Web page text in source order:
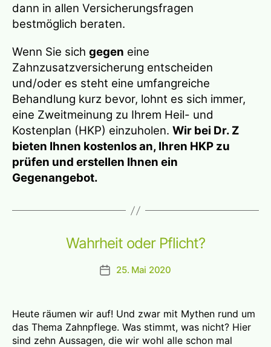
dann in allen Versicherungsfragen
bestmöglich beraten.
Wenn Sie sich gegen eine
Zahnzusatzversicherung entscheiden
und/oder es steht eine umfangreiche
Behandlung kurz bevor, lohnt es sich immer,
eine Zweitmeinung zu Ihrem Heil- und
Kostenplan (HKP) einzuholen. Wir bei Dr. Z
bieten Ihnen kostenlos an, Ihren HKP zu
prüfen und erstellen Ihnen ein
Gegenangebot.
Wahrheit oder Pflicht?
Beitragsdatum
25. Mai 2020
Heute räumen wir auf! Und zwar mit Mythen rund um
das Thema Zahnpflege. Was stimmt, was nicht? Hier
sind zehn Aussagen, die wir wohl alle schon mal